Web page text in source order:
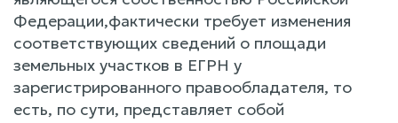
Федерации,фактически требует изменения
соответствующих сведений о площади
земельных участков в ЕГРН у
зарегистрированного правообладателя, то
есть, по сути, представляет собой